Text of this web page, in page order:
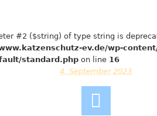
#2 ($string) of type string is
ev.de/wp-
standard.php on line 16
4. September 2023